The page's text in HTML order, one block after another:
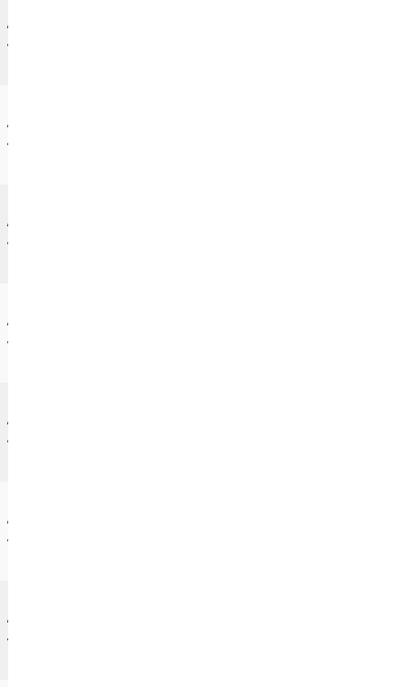
Android
11
Android
11
Android
11
Android
11
Android
11
Android
11
Android
11